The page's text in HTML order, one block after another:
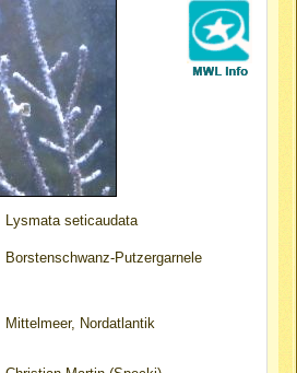
Lysmata seticaudata
Borstenschwanz-Putzergarnele
Mittelmeer, Nordatlantik